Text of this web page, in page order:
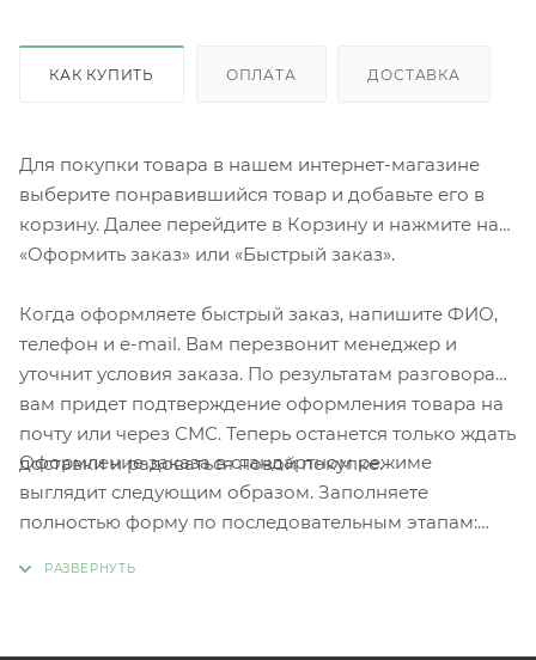
КАК КУПИТЬ ОПЛАТА ДОСТАВКА
Для покупки товара в нашем интернет-магазине
выберите понравившийся товар и добавьте его в
корзину. Далее перейдите в Корзину и нажмите на
«Оформить заказ» или «Быстрый заказ».
Когда оформляете быстрый заказ, напишите ФИО,
телефон и e-mail. Вам перезвонит менеджер и
уточнит условия заказа. По результатам разговора
вам придет подтверждение оформления товара на
почту или через СМС. Теперь останется только ждать
доставки и радоваться новой покупке.
Оформление заказа в стандартном режиме
выглядит следующим образом. Заполняете
полностью форму по последовательным этапам: